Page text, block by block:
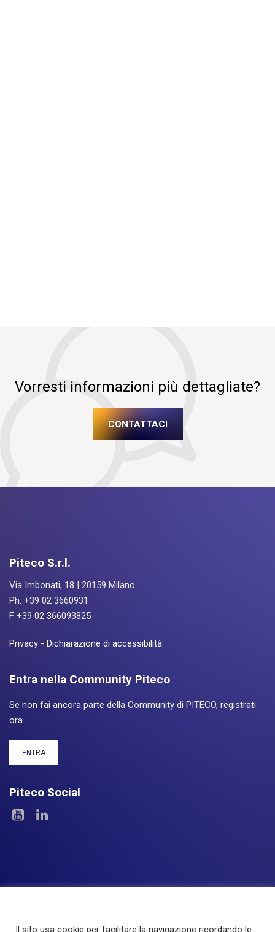
Vorresti informazioni più dettagliate?
CONTATTACI
Piteco S.r.l.
Via Imbonati, 18 | 20159 Milano
Ph. +39 02 3660931
F +39 02 366093825
Privacy - Dichiarazione di accessibilità
Entra nella Community Piteco
Se non fai ancora parte della Community di PITECO, registrati
ora.
ENTRA
Piteco Social
Il sito usa cookie per facilitare la navigazione ricordando le